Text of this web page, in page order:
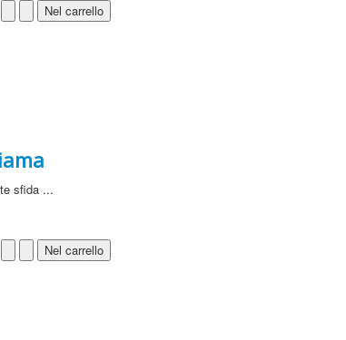
sfida ...